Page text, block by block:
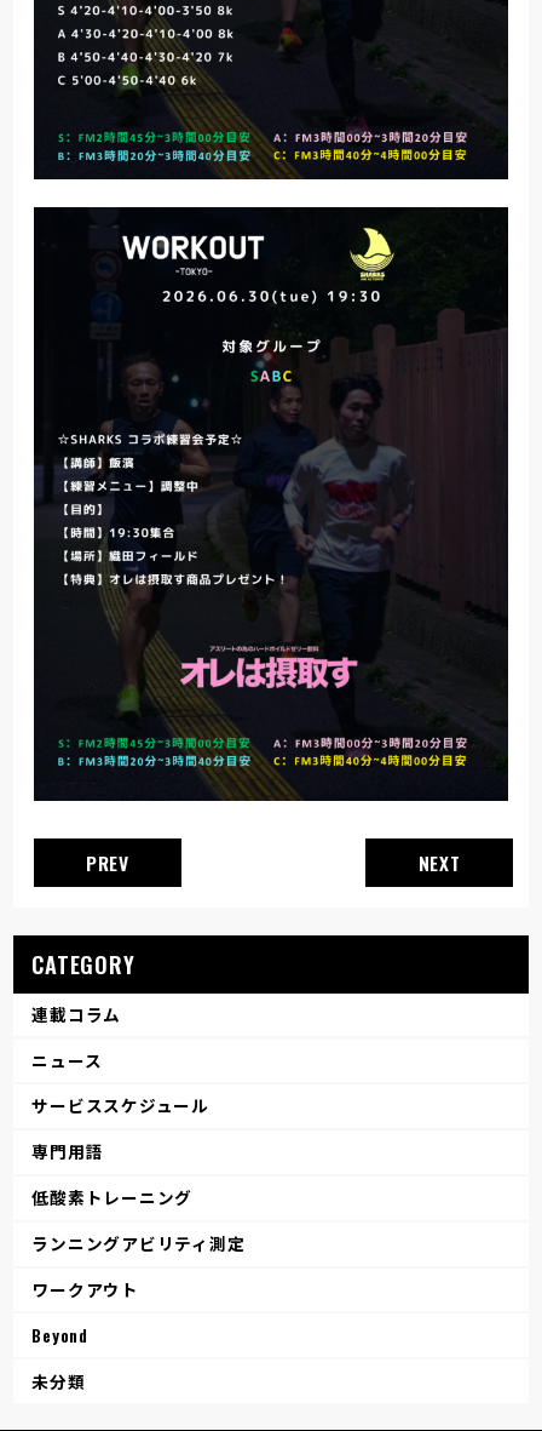
PREV NEXT
CATEGORY
連載コラム
ニュース
サービススケジュール
専門用語
低酸素トレーニング
ランニングアビリティ測定
ワークアウト
Beyond
未分類